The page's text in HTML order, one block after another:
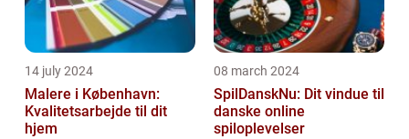
14 july 2024
Malere i København:
Kvalitetsarbejde til dit
hjem
08 march 2024
SpilDanskNu: Dit vindue til
danske online
spiloplevelser